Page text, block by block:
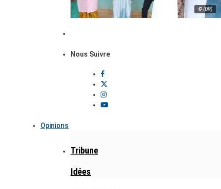
© (DR)
Nous Suivre
Opinions
Tribune
Idées